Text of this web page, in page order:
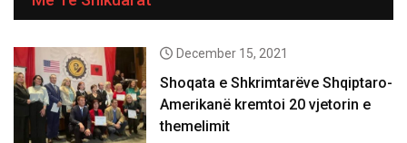
December 15, 2021
Shoqata e Shkrimtarëve Shqiptaro-
Amerikanë kremtoi 20 vjetorin e
themelimit